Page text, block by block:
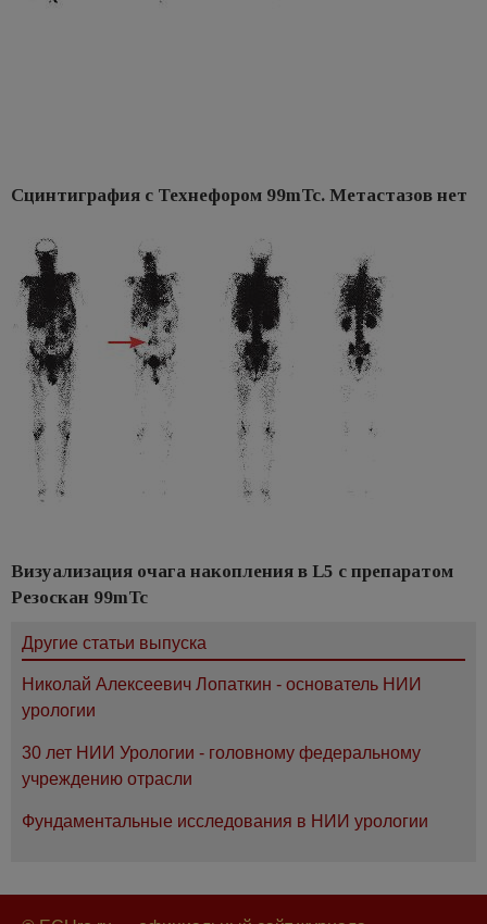
Сцинтиграфия с Технефором 99mTc. Метастазов нет
Визуализация очага накопления в L5 с препаратом
Резоскан 99mTc
Другие статьи выпуска
Николай Алексеевич Лопаткин - основатель НИИ
урологии
30 лет НИИ Урологии - головному федеральному
учреждению отрасли
Фундаментальные исследования в НИИ урологии